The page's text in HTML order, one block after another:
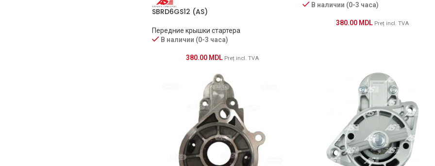
SBRD6GS12 (AS)
Передние крышки стартера
В наличии (0-3 часа)
380.00 MDL Preț incl. TVA
В наличии (0-3 часа)
380.00 MDL Preț incl. TVA